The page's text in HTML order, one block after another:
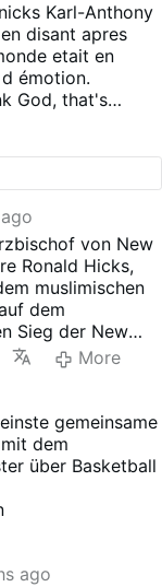
Karl-Anthony
disant apres
etait en
émotion.
God, that's
Dieu, c'est
enfin
même ? J'en
d'un consacré
profane en
au monde, ce
a travaillé
arrive à faire.
von New
Ronald Hicks,
muslimischen
dem
Sieg der New
Am Sonntag
der
erneut über
More
gemeinsame
dem
über Basketball
ago